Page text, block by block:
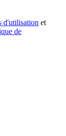
d'utilisation et
de